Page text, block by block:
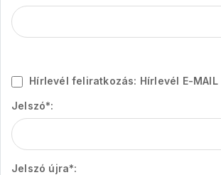
Hírlevél feliratkozás: Hírlevél E-MAIL
Jelszó*:
Jelszó újra*: